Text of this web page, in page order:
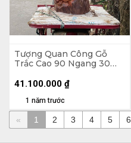
Tượng Quan Công Gỗ
Trắc Cao 90 Ngang 30
(cm)
1 năm trước
41.100.000 ₫
« 1 2 3 4 5 6